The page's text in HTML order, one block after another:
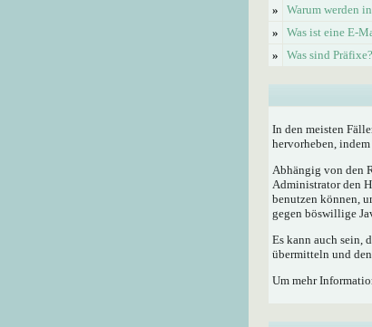
»
Warum werden
»
Was ist eine E-
»
Was sind Präfixe?
In den meisten
hervorheben,
Abhängig von den
Administrator den
benutzen können,
gegen böswillige
Es kann auch sein,
übermitteln und den
Um mehr